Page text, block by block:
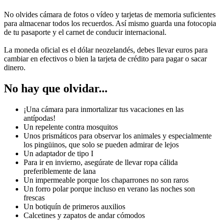
No olvides cámara de fotos o vídeo y tarjetas de memoria suficientes
para almacenar todos los recuerdos. Así mismo guarda una fotocopia
de tu pasaporte y el carnet de conducir internacional.
La moneda oficial es el dólar neozelandés, debes llevar euros para
cambiar en efectivos o bien la tarjeta de crédito para pagar o sacar
dinero.
No hay que olvidar...
¡Una cámara para inmortalizar tus vacaciones en las
antípodas!
Un repelente contra mosquitos
Unos prismáticos para observar los animales y especialmente
los pingüinos, que solo se pueden admirar de lejos
Un adaptador de tipo I
Para ir en invierno, asegúrate de llevar ropa cálida
preferiblemente de lana
Un impermeable porque los chaparrones no son raros
Un forro polar porque incluso en verano las noches son
frescas
Un botiquín de primeros auxilios
Calcetines y zapatos de andar cómodos